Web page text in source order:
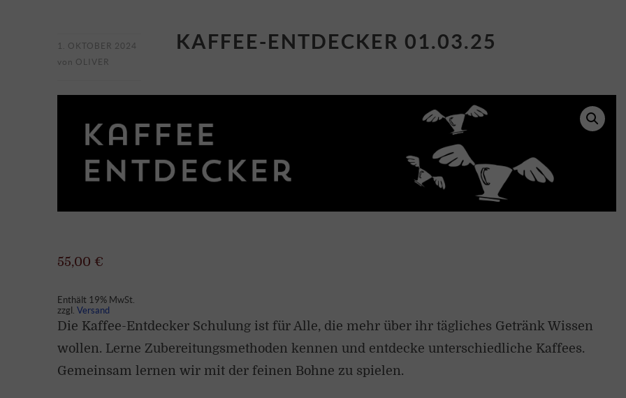
1. OKTOBER 2024
von OLIVER
KAFFEE-ENTDECKER 01.03.25
55,00 €
Enthält 19% MwSt.
zzgl. Versand
Die Kaffee-Entdecker Schulung ist für Alle, die mehr über ihr tägliches Getränk Wissen
wollen. Lerne Zubereitungsmethoden kennen und entdecke unterschiedliche Kaffees.
Gemeinsam lernen wir mit der feinen Bohne zu spielen.